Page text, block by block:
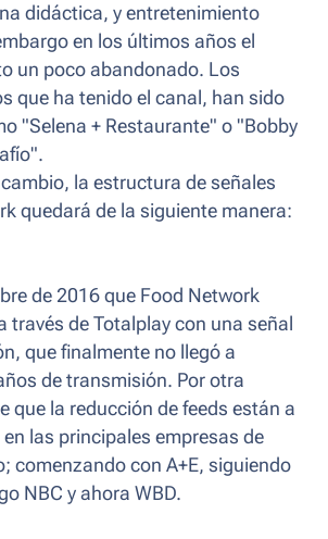
didáctica, y entretenimiento
en los últimos años el
un poco abandonado. Los
que ha tenido el canal, han sido
"Selena + Restaurante" o "Bobby
la estructura de señales
quedará de la siguiente manera:
de 2016 que Food Network
través de Totalplay con una señal
que finalmente no llegó a
de transmisión. Por otra
que la reducción de feeds están a
las principales empresas de
comenzando con A+E, siguiendo
NBC y ahora WBD.